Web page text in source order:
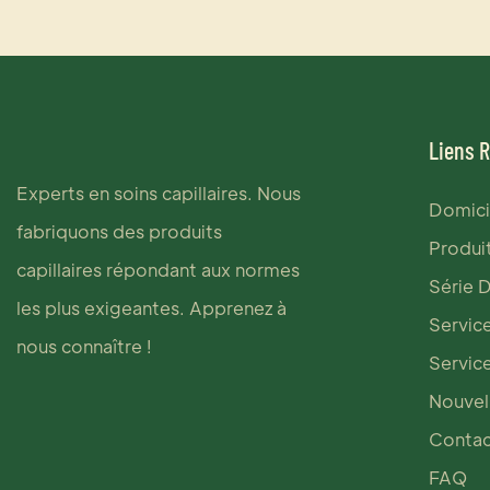
Experts en soins capillaires. Nous
fabriquons des produits
capillaires répondant aux normes
les plus exigeantes. Apprenez à
nous connaître !
Liens
Série
FAQ